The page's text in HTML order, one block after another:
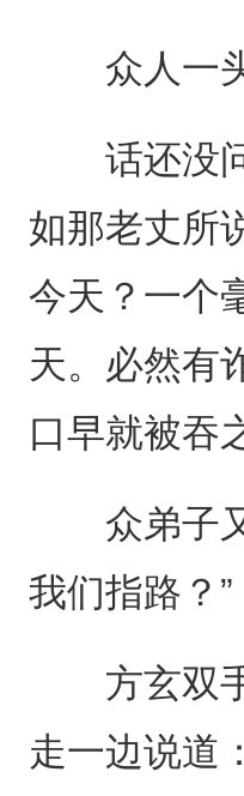
众人一头
话还没问
如那老丈所
今天？一个
天。必然有
口早就被吞
众弟子又
我们指路？”
方玄双手
走一边说道